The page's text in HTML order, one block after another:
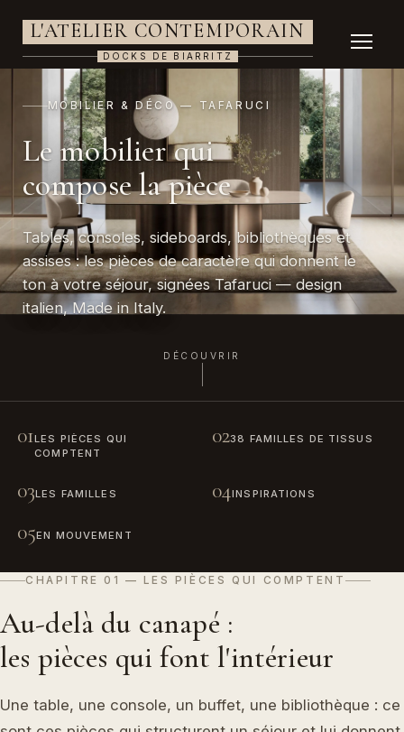
L'ATELIER CONTEMPORAIN
DOCKS DE BIARRITZ
MOBILIER & DÉCO — TAFARUCI
Le mobilier qui
compose la pièce
Tables, consoles, sideboards, bibliothèques et
assises : les pièces de caractère qui donnent le
ton à votre séjour, signées Tafaruci — design
italien, Made in Italy.
01LES PIÈCES QUI
COMPTENT
0238 FAMILLES DE TISSUS
03LES FAMILLES 04INSPIRATIONS
05EN MOUVEMENT
DÉCOUVRIR
CHAPITRE 01 — LES PIÈCES QUI COMPTENT
Au-delà du canapé :
les pièces qui font l'intérieur
Une table, une console, un buffet, une bibliothèque : ce